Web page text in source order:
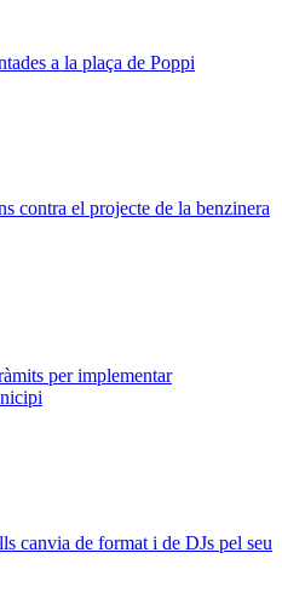
a la plaça de Poppi
contra el projecte de la benzinera
per implementar
canvia de format i de DJs pel seu